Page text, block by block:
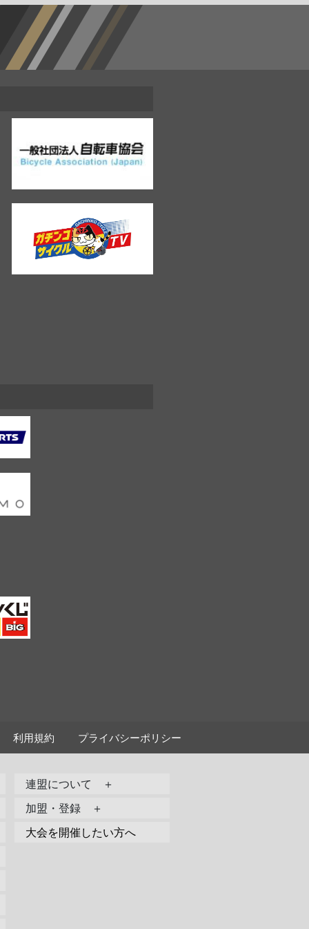
利用規約 プライバシーポリシー
連盟について ＋
加盟・登録 ＋
大会を開催したい方へ